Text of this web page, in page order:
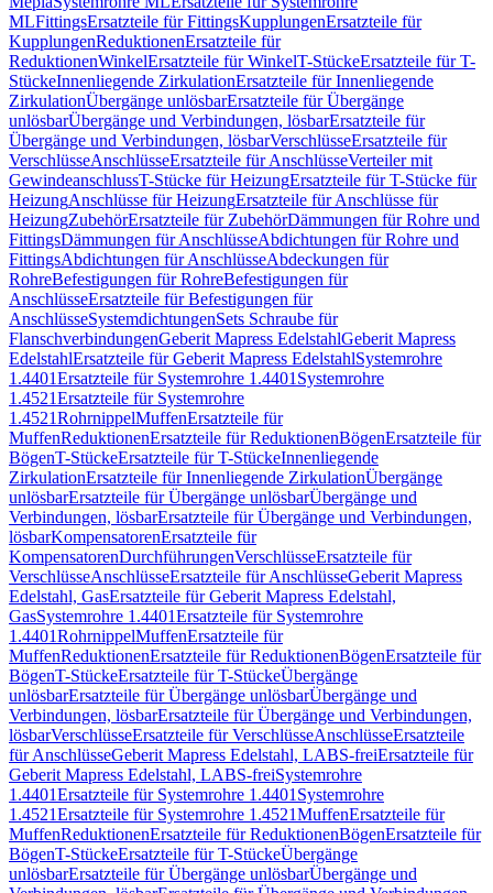
MLFittingsErsatzteile für FittingsKupplungenErsatzteile für
KupplungenReduktionenErsatzteile für
ReduktionenWinkelErsatzteile für WinkelT-StückeErsatzteile für T-
StückeInnenliegende ZirkulationErsatzteile für Innenliegende
ZirkulationÜbergänge unlösbarErsatzteile für Übergänge
unlösbarÜbergänge und Verbindungen, lösbarErsatzteile für
Übergänge und Verbindungen, lösbarVerschlüsseErsatzteile für
VerschlüsseAnschlüsseErsatzteile für AnschlüsseVerteiler mit
GewindeanschlussT-Stücke für HeizungErsatzteile für T-Stücke für
HeizungAnschlüsse für HeizungErsatzteile für Anschlüsse für
HeizungZubehörErsatzteile für ZubehörDämmungen für Rohre und
FittingsDämmungen für AnschlüsseAbdichtungen für Rohre und
FittingsAbdichtungen für AnschlüsseAbdeckungen für
RohreBefestigungen für RohreBefestigungen für
AnschlüsseErsatzteile für Befestigungen für
AnschlüsseSystemdichtungenSets Schraube für
FlanschverbindungenGeberit Mapress EdelstahlGeberit Mapress
EdelstahlErsatzteile für Geberit Mapress EdelstahlSystemrohre
1.4401Ersatzteile für Systemrohre 1.4401 Systemrohre
1.4521Ersatzteile für Systemrohre
1.4521RohrnippelMuffenErsatzteile für
MuffenReduktionenErsatzteile für ReduktionenBögenErsatzteile für
BögenT-StückeErsatzteile für T-StückeInnenliegende
ZirkulationErsatzteile für Innenliegende ZirkulationÜbergänge
unlösbarErsatzteile für Übergänge unlösbarÜbergänge und
Verbindungen, lösbarErsatzteile für Übergänge und Verbindungen,
lösbarKompensatorenErsatzteile für
KompensatorenDurchführungenVerschlüsseErsatzteile für
VerschlüsseAnschlüsseErsatzteile für AnschlüsseGeberit Mapress
Edelstahl, GasErsatzteile für Geberit Mapress Edelstahl,
GasSystemrohre 1.4401Ersatzteile für Systemrohre
1.4401RohrnippelMuffenErsatzteile für
MuffenReduktionenErsatzteile für ReduktionenBögenErsatzteile für
BögenT-StückeErsatzteile für T-StückeÜbergänge
unlösbarErsatzteile für Übergänge unlösbarÜbergänge und
Verbindungen, lösbarErsatzteile für Übergänge und Verbindungen,
lösbarVerschlüsseErsatzteile für VerschlüsseAnschlüsseErsatzteile
für AnschlüsseGeberit Mapress Edelstahl, LABS-freiErsatzteile für
Geberit Mapress Edelstahl, LABS-freiSystemrohre
1.4401Ersatzteile für Systemrohre 1.4401 Systemrohre
1.4521Ersatzteile für Systemrohre 1.4521MuffenErsatzteile für
MuffenReduktionenErsatzteile für ReduktionenBögenErsatzteile für
BögenT-StückeErsatzteile für T-StückeÜbergänge
unlösbarErsatzteile für Übergänge unlösbarÜbergänge und